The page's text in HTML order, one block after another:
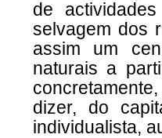
de
selvagem dos
assim um
naturais a
dizer, do
individualista,